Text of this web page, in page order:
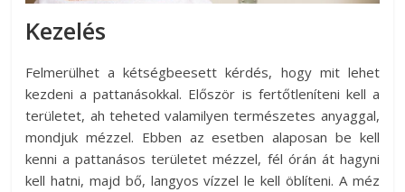
Kezelés
Felmerülhet a kétségbeesett kérdés, hogy mit lehet
kezdeni a pattanásokkal. Először is fertőtleníteni kell a
területet, ah teheted valamilyen természetes anyaggal,
mondjuk mézzel. Ebben az esetben alaposan be kell
kenni a pattanásos területet mézzel, fél órán át hagyni
kell hatni, majd bő, langyos vízzel le kell öblíteni. A méz